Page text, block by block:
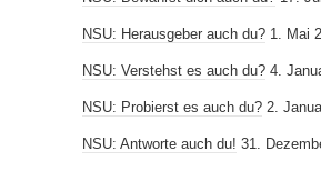
NSU: Herausgeber auch du? 1. Mai
NSU: Verstehst es auch du? 4.
NSU: Probierst es auch du? 2.
NSU: Antworte auch du! 31.